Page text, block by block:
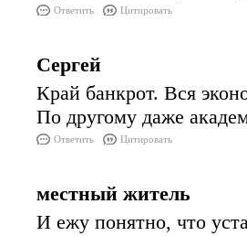
Ответить Цитировать
Сергей
Край банкрот. Вся
По другому даже
Ответить Цитировать
местный житель
И ежу понятно, что